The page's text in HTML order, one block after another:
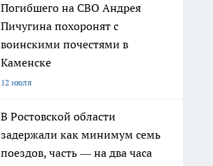
Погибшего на СВО Андрея
Пичугина похоронят с
воинскими почестями в
Каменске
12 июля
В Ростовской области
задержали как минимум семь
поездов, часть — на два часа